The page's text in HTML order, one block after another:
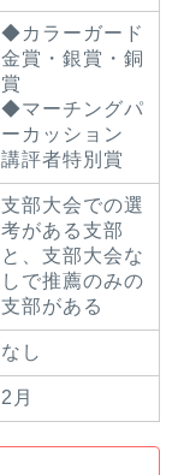
◆カラーガード
金賞・銀賞・銅
賞
◆マーチングパ
ーカッション
講評者特別賞
支部大会での選
考がある支部
と、支部大会な
しで推薦のみの
支部がある
なし
2月